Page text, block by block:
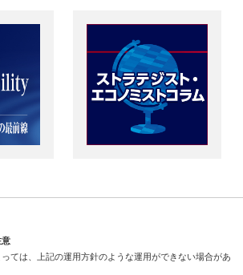
意
ては、上記の運用方針のような運用ができない場合があ